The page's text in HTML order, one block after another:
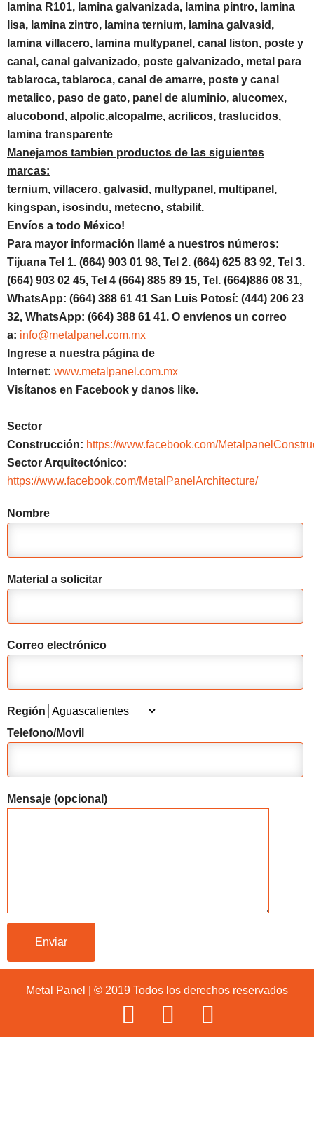
lamina R101, lamina galvanizada, lamina pintro, lamina
lisa, lamina zintro, lamina ternium, lamina galvasid,
lamina villacero, lamina multypanel, canal liston, poste y
canal, canal galvanizado, poste galvanizado, metal para
tablaroca, tablaroca, canal de amarre, poste y canal
metalico, paso de gato, panel de aluminio, alucomex,
alucobond, alpolic,alcopalme, acrilicos, traslucidos,
lamina transparente
Manejamos tambien productos de las siguientes
marcas:
ternium, villacero, galvasid, multypanel, multipanel,
kingspan, isosindu, metecno, stabilit.
Envíos a todo México!
Para mayor información llamé a nuestros números:
Tijuana Tel 1. (664) 903 01 98, Tel 2. (664) 625 83 92, Tel 3.
(664) 903 02 45, Tel 4 (664) 885 89 15, Tel. (664)886 08 31,
WhatsApp: (664) 388 61 41 San Luis Potosí: (444) 206 23
32, WhatsApp: (664) 388 61 41. O envíenos un correo
a: info@metalpanel.com.mx
Ingrese a nuestra página de
Internet: www.metalpanel.com.mx
Visítanos en Facebook y danos like.
Sector
Construcción: https://www.facebook.com/
Sector Arquitectónico:
https://www.facebook.com/MetalPanelArchitecture/
Nombre
Material a solicitar
Correo electrónico
Región
Telefono/Movil
Mensaje (opcional)
Metal Panel | © 2019 Todos los derechos reservados